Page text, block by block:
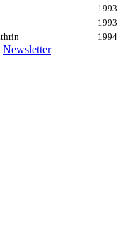
Newsletter